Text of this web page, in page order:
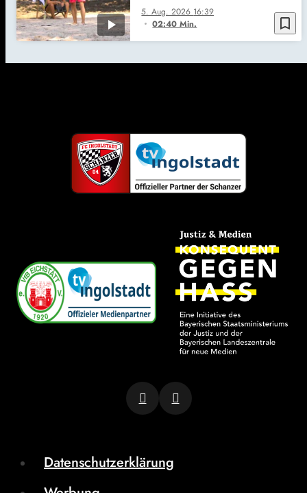
bookmark_border
5. Aug. 2026 16:39
02:40 Min.
Datenschutzerklärung